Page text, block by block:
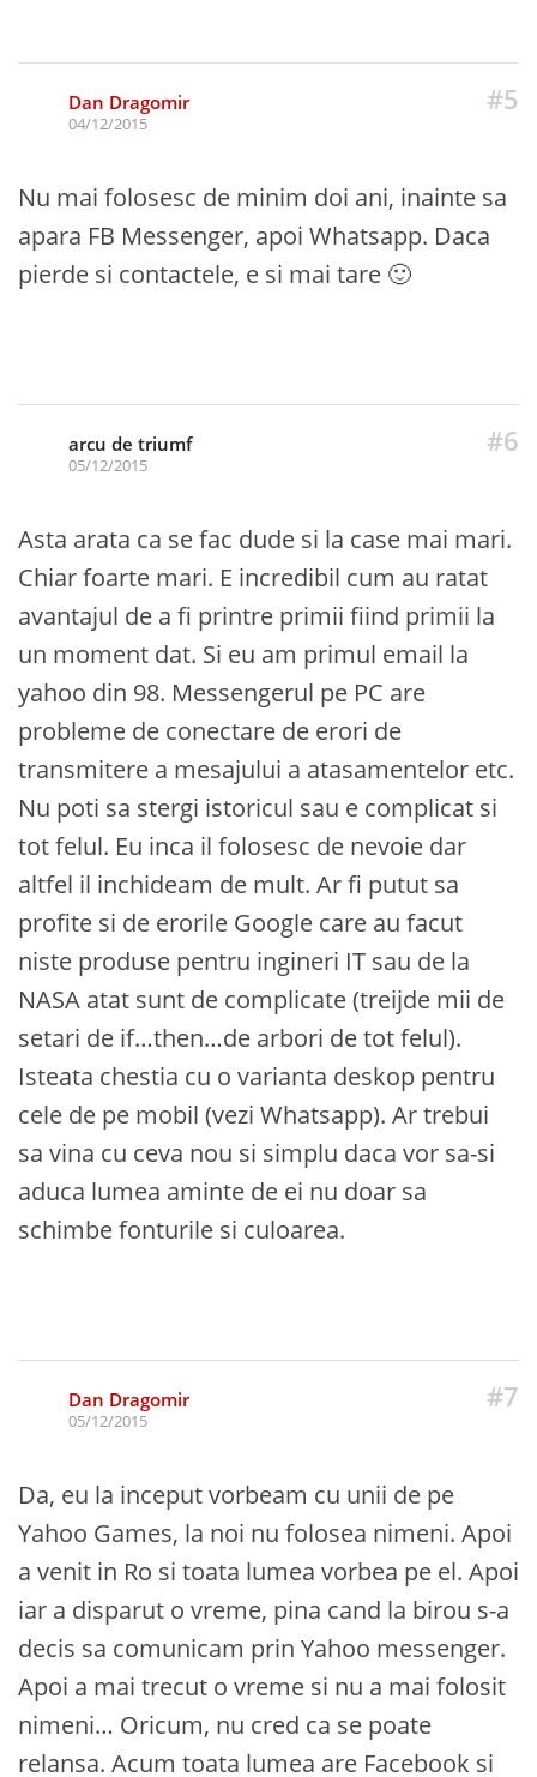
#5
Dan Dragomir
04/12/2015
Nu mai folosesc de minim doi ani, inainte sa
apara FB Messenger, apoi Whatsapp. Daca
pierde si contactele, e si mai tare 🙂
#6
arcu de triumf
05/12/2015
Asta arata ca se fac dude si la case mai mari.
Chiar foarte mari. E incredibil cum au ratat
avantajul de a fi printre primii fiind primii la
un moment dat. Si eu am primul email la
yahoo din 98. Messengerul pe PC are
probleme de conectare de erori de
transmitere a mesajului a atasamentelor etc.
Nu poti sa stergi istoricul sau e complicat si
tot felul. Eu inca il folosesc de nevoie dar
altfel il inchideam de mult. Ar fi putut sa
profite si de erorile Google care au facut
niste produse pentru ingineri IT sau de la
NASA atat sunt de complicate (treijde mii de
setari de if…then…de arbori de tot felul).
Isteata chestia cu o varianta deskop pentru
cele de pe mobil (vezi Whatsapp). Ar trebui
sa vina cu ceva nou si simplu daca vor sa-si
aduca lumea aminte de ei nu doar sa
schimbe fonturile si culoarea.
#7
Dan Dragomir
05/12/2015
Da, eu la inceput vorbeam cu unii de pe
Yahoo Games, la noi nu folosea nimeni. Apoi
a venit in Ro si toata lumea vorbea pe el. Apoi
iar a disparut o vreme, pina cand la birou s-a
decis sa comunicam prin Yahoo messenger.
Apoi a mai trecut o vreme si nu a mai folosit
nimeni… Oricum, nu cred ca se poate
relansa. Acum toata lumea are Facebook si